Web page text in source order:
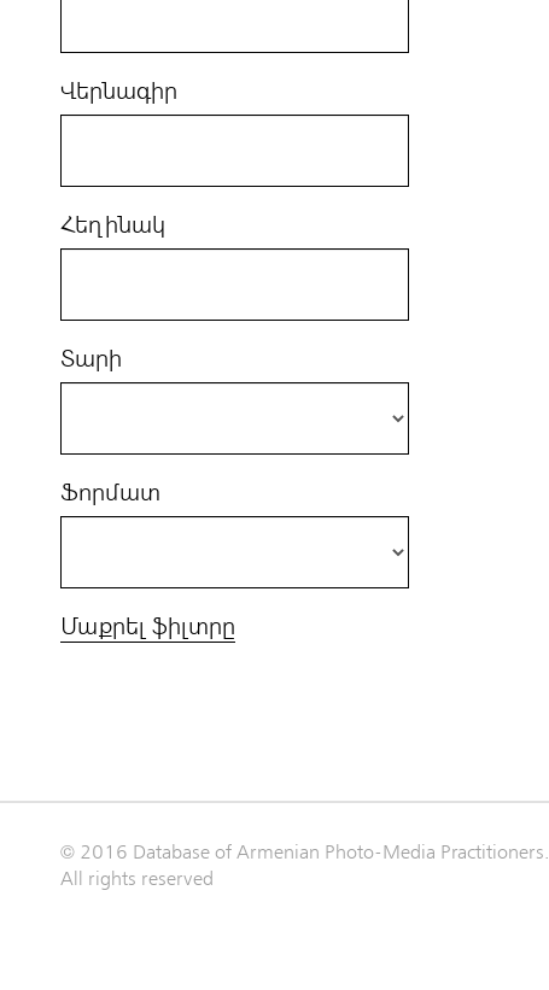
Վերնագիր
Հեղինակ
Տարի
Ֆորմատ
Մաքրել ֆիլտրը
© 2016 Database of Armenian Photo-Media Practitioners.
All rights reserved